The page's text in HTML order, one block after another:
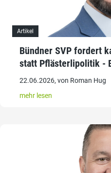
Artikel
Bündner SVP fordert
statt Pflästerlipolitik -
22.06.2026, von Roman Hug
mehr lesen